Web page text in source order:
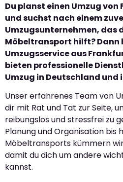
Du planst einen Umzug von
und suchst nach einem
Umzugsunternehmen, das
Möbeltransport hilft? Dann
Umzugsservice aus
bieten professionelle
Umzug in Deutschland und
Unser erfahrenes Team von
dir mit Rat und Tat zur Seite,
reibungslos und stressfrei zu
Planung und Organisation bis
Möbeltransports kümmern
damit du dich um andere
kannst.